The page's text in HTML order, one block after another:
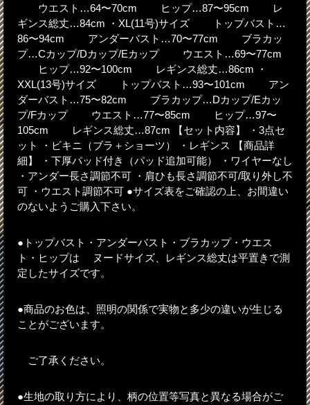
ウエスト…64〜70cm ヒップ…87〜95cm レ
ギンス総丈…84cm ・XL(11号)サイズ トップバスト…
86〜94cm アンダーバスト…70〜77cm ブラカッ
プ…Cカップ/Dカップ/Eカップ ウエスト…69〜77cm
ヒップ…92〜100cm レギンス総丈…86cm ・
XXL(13号)サイズ トップバスト…93〜101cm アン
ダーバスト…75〜82cm ブラカップ…Dカップ/Eカッ
プ/Fカップ ウエスト…77〜85cm ヒップ…97〜
105cm レギンス総丈…87cm 【セット内容】 ・3点セ
ット ・ビキニ（ブラ＋ショーツ） ・レギンス 【商品詳
細】 ・下厚パッド付き（パッド追加可能） ・ワイヤーなし
・アンダー長さ調節不可 ・肩ひも長さ調節不可/取り外し不
可 ・ウエスト調節不可 ●サイズ表をご確認の上、お間違い
のないようご購入下さい。
●トップバスト・アンダーバスト・ブラカップ・ウエス
ト・ヒップは ヌードサイズ、レギンス総丈は平置きで測
定したサイズです。
●商品のお色は、照明の関係で実物と多少の違いが生じる
ことがございます。
ご了承ください。
●生地の取り方により、柄の位置等写真と異なる場合がご